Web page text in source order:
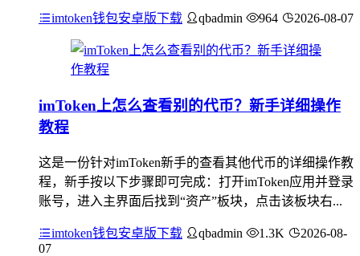
imtoken钱包安卓版下载 qbadmin 964 2026-08-07
imToken上怎么查看别的代币？新手详细操作
教程
这是一份针对imToken新手的查看其他代币的详细操作教
程，新手按以下步骤即可完成：打开imToken应用并登录
账号，进入主界面后找到“资产”板块，点击该板块右...
imtoken钱包安卓版下载 qbadmin 1.3K
2026-08-
07